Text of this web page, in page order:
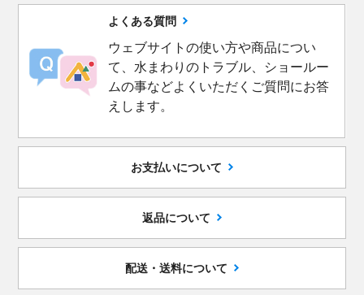
よくある質問
ウェブサイトの使い方や商品につい
て、水まわりのトラブル、ショールー
ムの事などよくいただくご質問にお答
えします。
お支払いについて
返品について
配送・送料について